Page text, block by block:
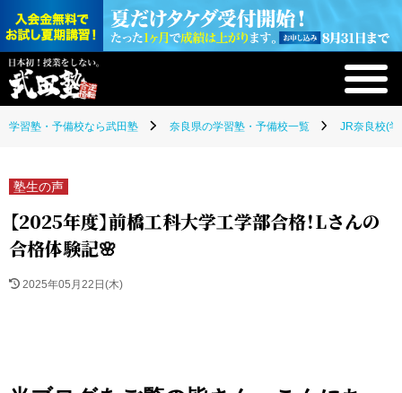
学習塾・予備校なら武田塾 奈良県の学習塾・予備校一覧 JR奈良校(
塾生の声
【2025年度】前橋工科大学工学部合格！Lさんの
合格体験記🌸
2025年05月22日(木)